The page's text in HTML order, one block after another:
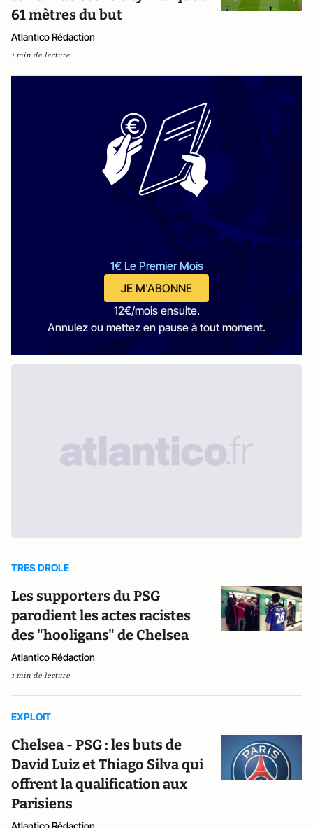
61 mètres du but
Atlantico Rédaction
1 min de lecture
1€ Le Premier Mois
JE M'ABONNE
12€/mois ensuite.
Annulez ou mettez en pause à tout moment.
TRES DROLE
Les supporters du PSG
parodient les actes racistes
des "hooligans" de Chelsea
Atlantico Rédaction
1 min de lecture
EXPLOIT
Chelsea - PSG : les buts de
David Luiz et Thiago Silva qui
offrent la qualification aux
Parisiens
Atlantico Rédaction